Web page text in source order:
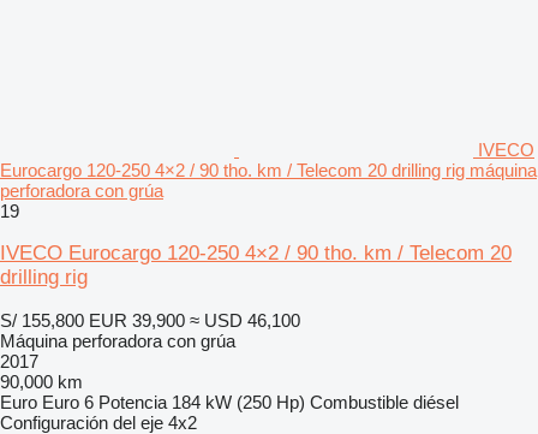
IVECO
Eurocargo 120-250 4×2 / 90 tho. km / Telecom 20 drilling rig máquina
perforadora con grúa
19
IVECO Eurocargo 120-250 4×2 / 90 tho. km / Telecom 20
drilling rig
S/ 155,800 EUR 39,900 ≈ USD 46,100
Máquina perforadora con grúa
2017
90,000 km
Euro Euro 6 Potencia 184 kW (250 Hp) Combustible diésel
Configuración del eje 4x2